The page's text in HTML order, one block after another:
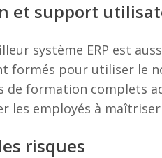
et support
système ERP est
formés pour utiliser le
de formation complets
les employés à
risques